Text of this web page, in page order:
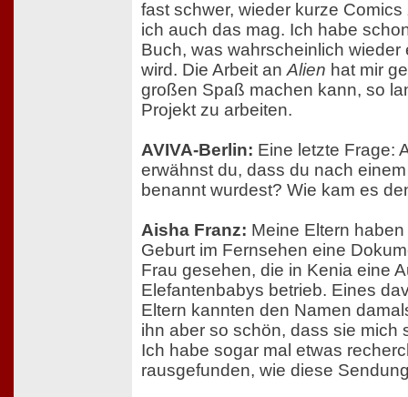
fast schwer, wieder kurze
ich auch das mag. Ich habe
Buch, was wahrscheinlich wieder
wird. Die Arbeit anAlien hat mir
großen Spaß machen kann, so
Projekt zu arbeiten.
AVIVA-Berlin: Eine letzte Frage:
erwähnst du, dass du nach
benannt wurdest? Wie kam es
Aisha Franz: Meine Eltern
Geburt im Fernsehen eine
Frau gesehen, die in Kenia eine
Elefantenbabys betrieb. Eines
Eltern kannten den Namen
ihn aber so schön, dass sie mich
Ich habe sogar mal etwas
rausgefunden, wie diese